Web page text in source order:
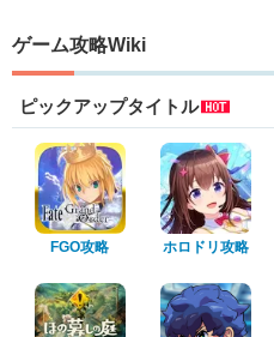
ゲーム攻略Wiki
ピックアップタイトル
FGO攻略 ホロドリ攻略